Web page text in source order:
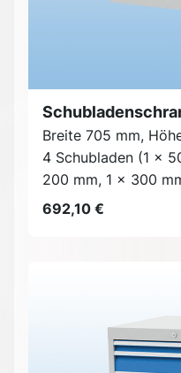
Breite 705 mm,
4 Schubladen (1 x
200 mm, 1 x 300
692,10 €